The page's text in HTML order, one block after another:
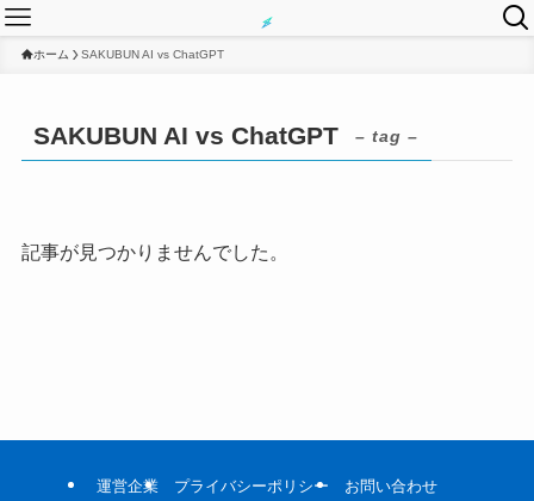
ホーム SAKUBUN AI vs ChatGPT
SAKUBUN AI vs ChatGPT – tag –
記事が見つかりませんでした。
運営企業 プライバシーポリシー お問い合わせ